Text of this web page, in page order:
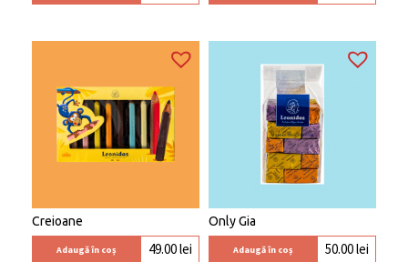
Creioane
Adaugă în coș 49.00lei
Only Gia
Adaugă în coș 50.00lei